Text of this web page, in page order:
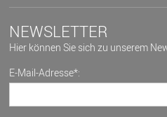
NEWSLETTER
Hier können Sie sich zu unserem
E-Mail-Adresse*: